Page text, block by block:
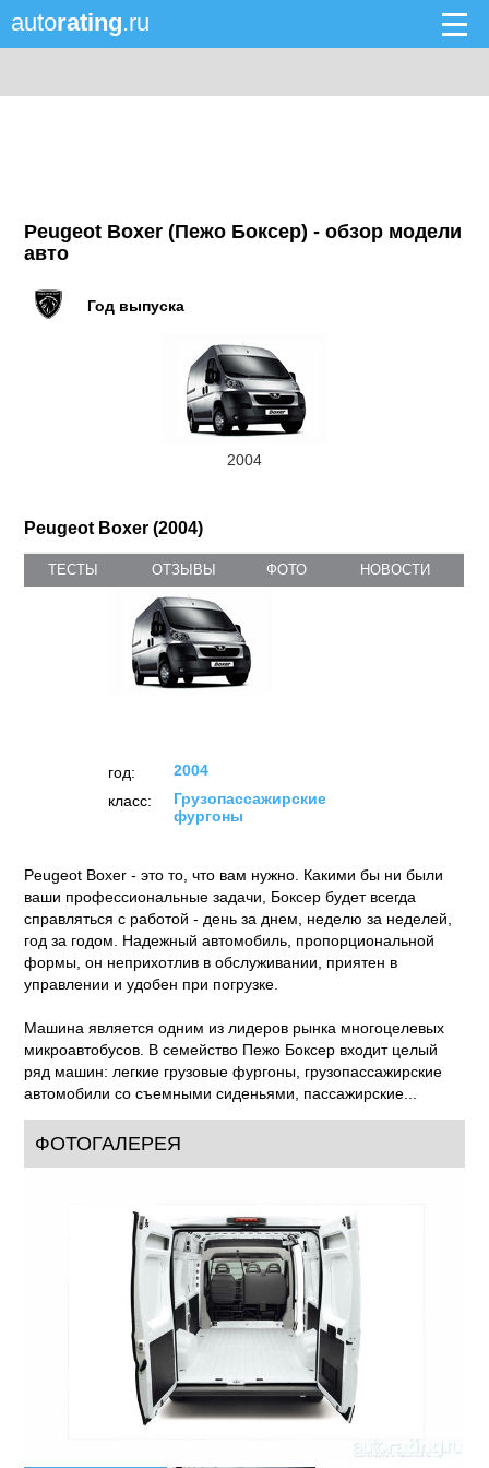
autorating.ru
Peugeot Boxer (Пежо Боксер) - обзор модели
авто
Год выпуска
2004
Peugeot Boxer (2004)
ТЕСТЫ ОТЗЫВЫ ФОТО НОВОСТИ
год:
2004
класс:
Грузопассажирские
фургоны
Peugeot Boxer - это то, что вам нужно. Какими бы ни были
ваши профессиональные задачи, Боксер будет всегда
справляться с работой - день за днем, неделю за неделей,
год за годом. Надежный автомобиль, пропорциональной
формы, он неприхотлив в обслуживании, приятен в
управлении и удобен при погрузке.
Машина является одним из лидеров рынка многоцелевых
микроавтобусов. В семейство Пежо Боксер входит целый
ряд машин: легкие грузовые фургоны, грузопассажирские
автомобили со съемными сиденьями, пассажирские...
ФОТОГАЛЕРЕЯ